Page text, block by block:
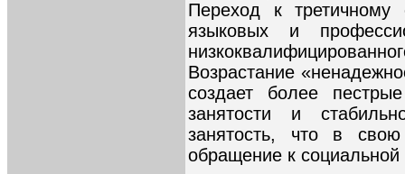
Переход к третичному
языковых и
Возрастание
создает более
занятости и
занятость, что в
обращение к социальной